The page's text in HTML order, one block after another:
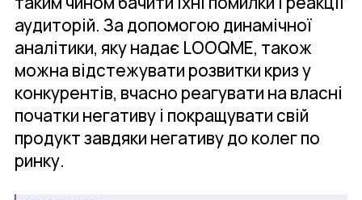
аудиторій. За допомогою динамічної
аналітики, яку надає LOOQME, також
можна відстежувати розвитки криз у
конкурентів, вчасно реагувати на власні
початки негативу і покращувати свій
продукт завдяки негативу до колег по
ринку.